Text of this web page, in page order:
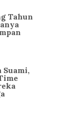
Tahun
Suami,